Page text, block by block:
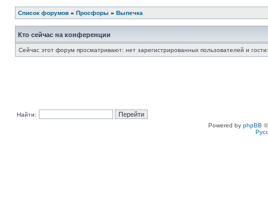
Список форумов » Просфоры » Выпечка
Кто сейчас на конференции
Сейчас этот форум просматривают: нет зарегистрированных пользователей и
Найти:
Powered by phpBB